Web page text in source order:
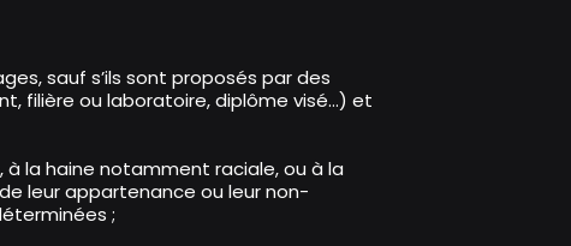
sauf s’ils sont proposés par des
filière ou laboratoire, diplôme visé…) et
à la haine notamment raciale, ou à la
leur appartenance ou leur non-
;